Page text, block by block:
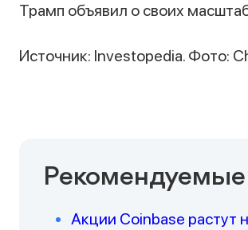
Трамп объявил о своих
Источник: Investopedia. Фото:
Рекомендуемые
Акции Coinbase растут